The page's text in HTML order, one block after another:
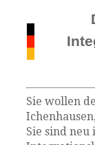
Sie wollen
Sie sind neu